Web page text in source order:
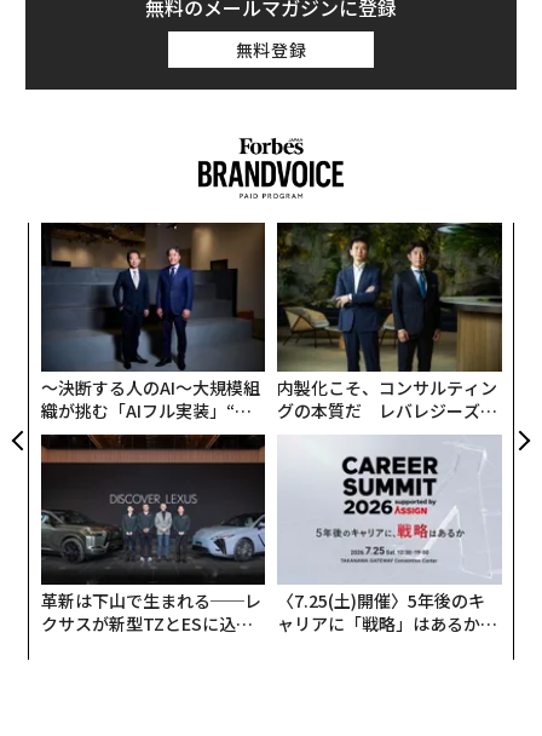
無料のメールマガジンに登録
無料登録
〜決断する人のAI〜大規模組
織が挑む「AIフル実装」“使
う”企業から“動く”企業へ【N
TTドコモビジネス×PwC】
内製化こそ、コンサルティン
グの本質だ レバレジーズが
実践する、次世代ファームの
革新は下山で生まれる──レ
クサスが新型TZとESに込め
〈7.25(土)開催〉5年後のキ
ャリアに「戦略」はあるか。